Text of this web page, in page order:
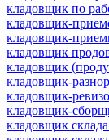
кладовщик по
кладовщик-
кладовщик-
кладовщик
кладовщик
кладовщик-
кладовщик-
кладовщик-
кладовщик склада